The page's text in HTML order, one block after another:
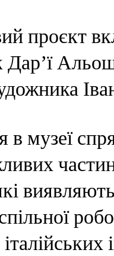
проєкт
в музеї